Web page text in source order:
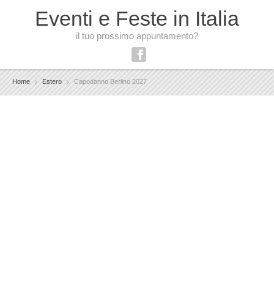
Eventi e Feste in Italia
il tuo prossimo appuntamento?
Home Estero Capodanno Berlino 2027